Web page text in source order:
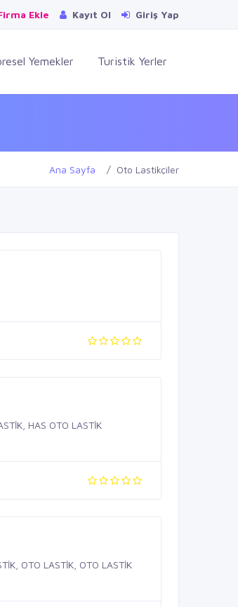
Ekle Kayıt Ol Giriş Yap
Yemekler Turistik Yerler
Ana Sayfa Oto Lastikçiler
HAS OTO LASTİK
OTO LASTİK, OTO LASTİK